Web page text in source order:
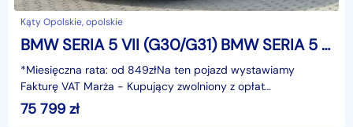
Kąty Opolskie, opolskie
BMW SERIA 5 VII (G30/G31) BMW SERIA 5 8xAlu Full LED Ele.klap, Skóra Asystent Navi Hak Serwis GWARANCJA
*Miesięczna rata: od 849złNa ten pojazd wystawiamy
Fakturę VAT Marża - Kupujący zwolniony z opłat
skarbowych.Gwarancja: 6 miesięcy.Cechy szczególne:Wersja
z sil
75 799 zł